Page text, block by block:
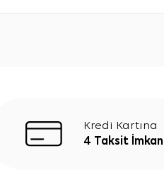
Kredi Kartına
4 Taksit